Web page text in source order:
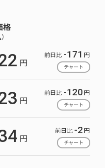
格
円
前日比 -171 円
チャート
円
前日比 -120円
チャート
円
前日比 -2円
チャート